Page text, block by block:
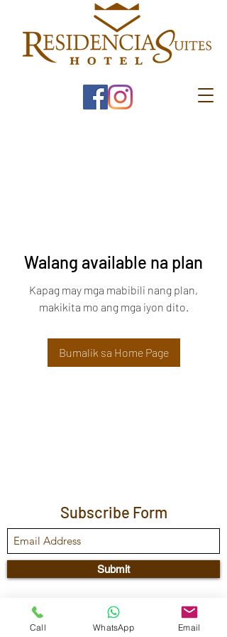
Walang available na plan
Kapag may mga mabibili nang plan,
makikita mo ang mga iyon dito.
Bumalik sa Home Page
Subscribe Form
Submit
Maestra Vicenta Street, Sta. Maria,
Call WhatsApp Email